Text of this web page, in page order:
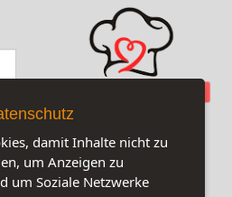
damit Inhalte nicht zu
um Anzeigen zu
um Soziale Netzwerke